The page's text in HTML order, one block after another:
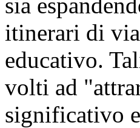
itinerari di
educativo.
volti ad
significativo